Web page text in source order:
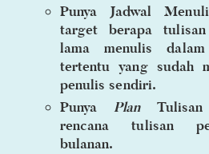
Punya Jadwal
target berapa
lama menulis
tertentu yang sudah
penulis sendiri.
PunyaPlan
rencana tulisan
bulanan.